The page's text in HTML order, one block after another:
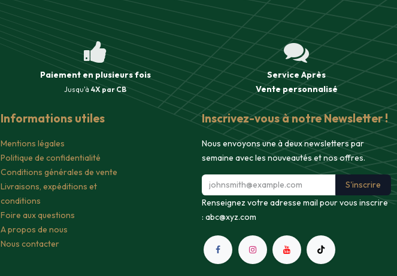
Paiement en plusieurs fois
Jusqu'à 4X par CB
Service Après
Ventepersonnalisé
Informations utiles
Mentions légales
Politique de confidentialité
Conditions générales de vente
Livraisons, expéditions et
conditions
Foire aux questions
A propos de nous
Nous contacter
Inscrivez-vous à notre Newsletter !
Nous envoyons une à deux newsletters par
semaine avec les nouveautés et nos offres.
S'inscrire
Renseignez votre adresse mail pour vous inscrire
: abc@xyz.com